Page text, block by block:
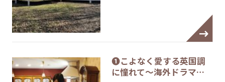
❶こよなく愛する英国調
に憧れて～海外ドラマ…